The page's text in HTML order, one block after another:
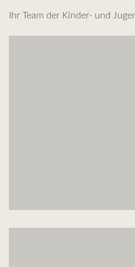
Ihr Team der Kinder- und